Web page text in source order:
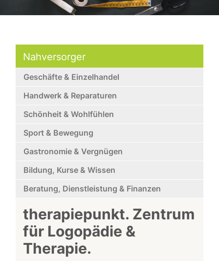
Nahversorger
Geschäfte & Einzelhandel
Handwerk & Reparaturen
Schönheit & Wohlfühlen
Sport & Bewegung
Gastronomie & Vergnügen
Bildung, Kurse & Wissen
Beratung, Dienstleistung & Finanzen
therapiepunkt. Zentrum
für Logopädie &
Therapie.